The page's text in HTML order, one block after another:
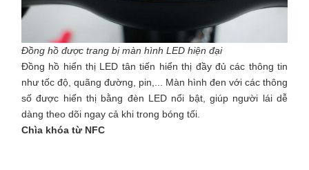
Đồng hồ được trang bị màn hình LED hiện đại
Đồng hồ hiển thị LED tân tiến hiển thị đầy đủ các thông tin
như tốc độ, quãng đường, pin,... Màn hình đen với các thông
số được hiển thị bằng đèn LED nổi bật, giúp người lái dễ
dàng theo dõi ngay cả khi trong bóng tối.
Chìa khóa từ NFC